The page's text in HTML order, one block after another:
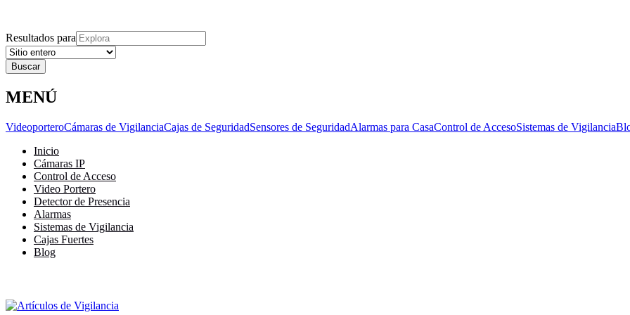
Resultados para
MENÚ
VideoporteroCámaras de VigilanciaCajas de SeguridadSensores de SeguridadAlarmas para CasaControl de AccesoSistemas de Vigilancia
Inicio
Cámaras IP
Control de Acceso
Video Portero
Detector de Presencia
Alarmas
Sistemas de Vigilancia
Cajas Fuertes
Blog